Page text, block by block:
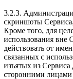
3.2.3.
скриншоты
Кроме того, для
использования вне
действовать от
связанных с
изъятых из
сторонними лицами